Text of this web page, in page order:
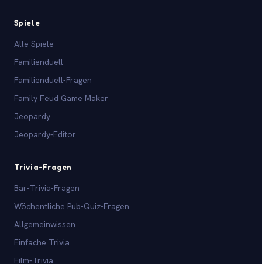
Spiele
Alle Spiele
Familienduell
Familienduell-Fragen
Family Feud Game Maker
Jeopardy
Jeopardy-Editor
Trivia-Fragen
Bar-Trivia-Fragen
Wöchentliche Pub-Quiz-Fragen
Allgemeinwissen
Einfache Trivia
Film-Trivia